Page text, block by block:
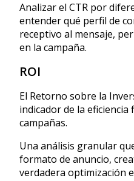
Analizar el CTR por
entender qué perfil de
receptivo al mensaje,
en la campaña.
ROI
El Retorno sobre la
indicador de la eficiencia
campañas.
Una análisis granular
formato de anuncio,
verdadera optimización